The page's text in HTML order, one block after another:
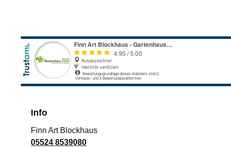
Info
Finn Art Blockhaus
05524 8539080